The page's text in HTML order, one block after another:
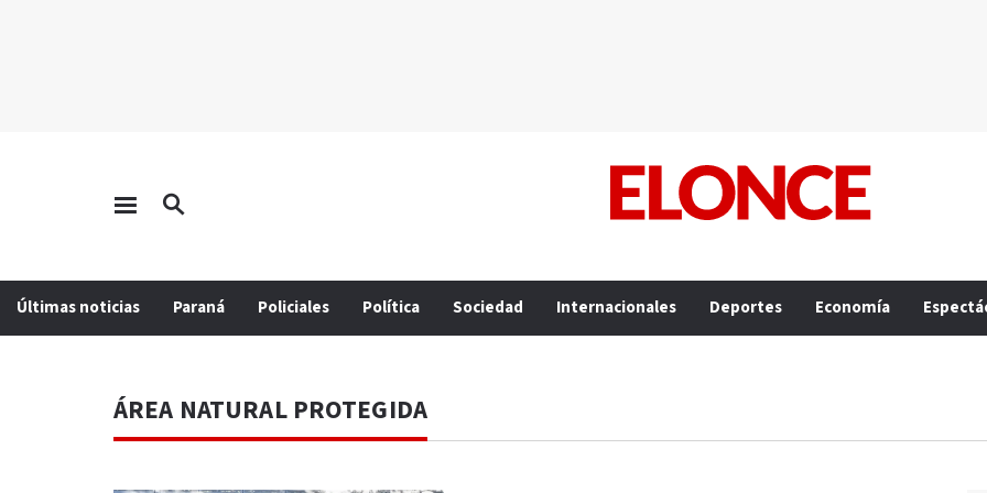
Últimas noticias Paraná Policiales Política Sociedad Internacionales Deportes Economía
ÁREA NATURAL PROTEGIDA